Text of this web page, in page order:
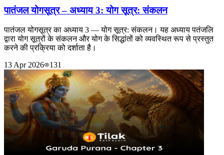
पातंजल योगसूत्र – अध्याय 3: योग सूत्र: संकलन
पातंजल योगसूत्र का अध्याय 3 — योग सूत्र: संकलन। यह अध्याय पतंजलि
द्वारा योग सूत्रों के संकलन और योग के सिद्धांतों को व्यवस्थित रूप से प्रस्तुत
करने की प्रक्रिया को दर्शाता है।
13 Apr 2026
131